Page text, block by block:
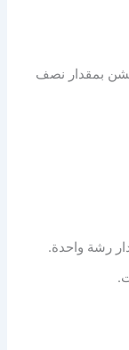
بمقدار نصف
رشة واحدة.